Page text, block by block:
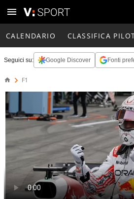
CALENDARIO CLASSIFICA
Seguici su: Google Discover Fonti
F1